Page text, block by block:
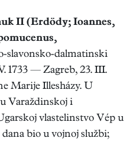
II (Erdödy; Ioannes,
slavonsko-dalmatinski
1733 — Zagreb, 23. III.
Marije Illesházy. U
Varaždinskoj i
vlastelinstvo Vép u
bio u vojnoj službi;